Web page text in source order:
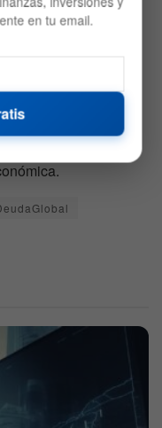
desafíos,
tensiones
un motor de
de reformas
su avance. El FMI
decisivas para
en tu email.